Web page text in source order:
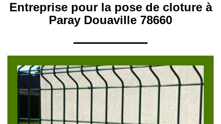
Entreprise pour la pose de cloture à
Paray Douaville 78660